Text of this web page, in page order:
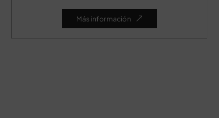
Más información